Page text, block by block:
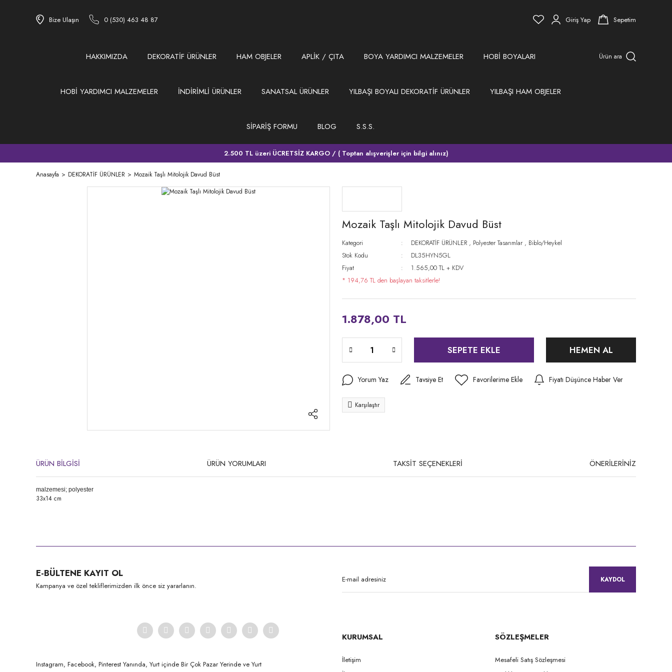
Bize Ulaşın 0 (530) 463 48 87 Giriş Yap Sepetim
HAKKIMIZDA DEKORATİF ÜRÜNLER HAM OBJELER APLİK / ÇITA BOYA YARDIMCI MALZEMELER HOBİ BOYALARI
HOBİ YARDIMCI MALZEMELER İNDİRİMLİ ÜRÜNLER SANATSAL ÜRÜNLER YILBAŞI BOYALI DEKORATİF ÜRÜNLER YILBAŞI HAM OBJELER
SİPARİŞ FORMU BLOG S.S.S.
Ürün ara
2.500 TL üzeri ÜCRETSİZ KARGO / ( Toptan alışverişler için bilgi alınız)
Anasayfa DEKORATİF ÜRÜNLER Mozaik Taşlı Mitolojik Davud Büst
Mozaik Taşlı Mitolojik Davud Büst
Kategori DEKORATİF ÜRÜNLER , Polyester Tasarımlar , Biblo/Heykel
Stok Kodu
DL35HYN5GL
Fiyat
1.565,00 TL + KDV
* 194,76 TL den başlayan taksitlerle!
1.878,00 TL
SEPETE EKLE HEMEN AL
Yorum Yaz Tavsiye Et Fiyatı Düşünce Haber Ver
Karşılaştır
ÜRÜN BİLGİSİ ÜRÜN YORUMLARI TAKSİT SEÇENEKLERİ ÖNERİLERİNİZ
malzemesi; polyester
33x14 cm
Ürün açıklamasında eksik bilgiler bulunuyor.
Ürün bilgilerinde hatalar bulunuyor.
E-BÜLTENE KAYIT OL
Kampanya ve özel tekliflerimizden ilk önce siz yararlanın.
KAYDOL
Instagram, Facebook, Pinterest Yanında, Yurt içinde Bir Çok Pazar Yerinde ve Yurt
KURUMSAL
İletişim
SÖZLEŞMELER
Mesafeli Satış Sözleşmesi